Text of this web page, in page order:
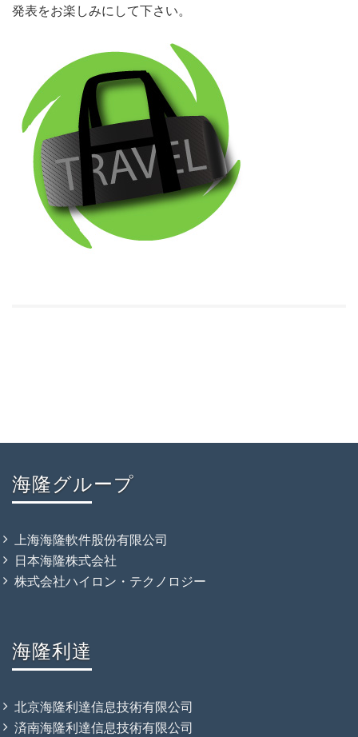
発表をお楽しみにして下さい。
海隆グループ
上海海隆軟件股份有限公司
日本海隆株式会社
株式会社ハイロン・テクノロジー
海隆利達
北京海隆利達信息技術有限公司
済南海隆利達信息技術有限公司